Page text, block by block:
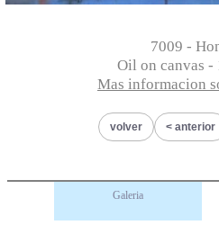
7009 -
Oil on canvas -
Mas informacion
volver anterior
Galeria